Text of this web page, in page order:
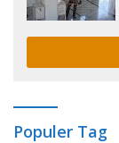
Populer Tag